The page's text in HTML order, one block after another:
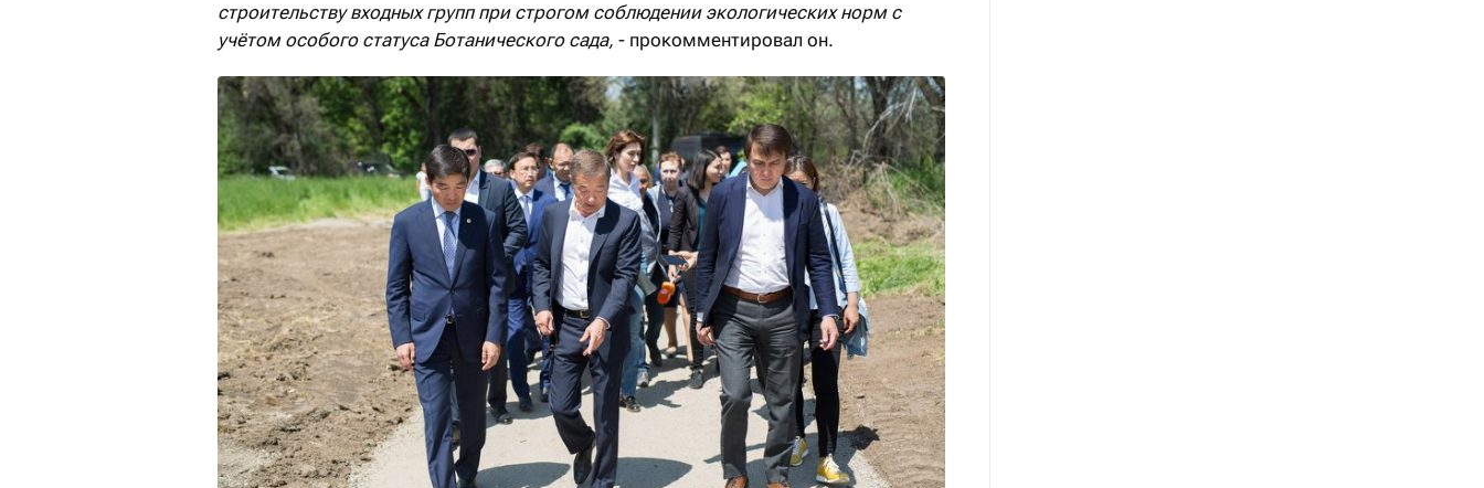
строительству входных групп при строгом соблюдении экологических норм с
учётом особого статуса Ботанического сада, - прокомментировал он.